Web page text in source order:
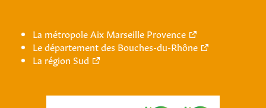
La métropole Aix Marseille Provence
Le département des Bouches-du-Rhône
La région Sud